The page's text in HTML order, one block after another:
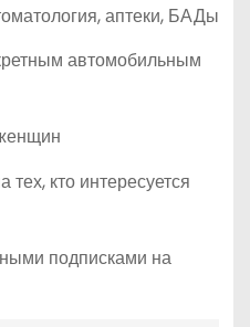
аптеки, БАДы
автомобильным
тех, кто интересуется
подписками на